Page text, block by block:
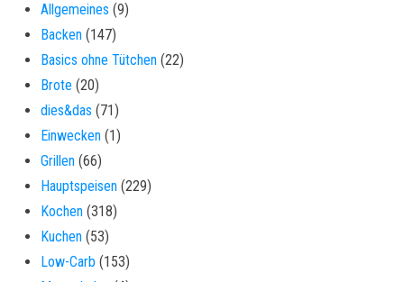
Allgemeines (9)
Backen (147)
Basics ohne Tütchen (22)
Brote (20)
dies&das (71)
Einwecken (1)
Grillen (66)
Hauptspeisen (229)
Kochen (318)
Kuchen (53)
Low-Carb (153)